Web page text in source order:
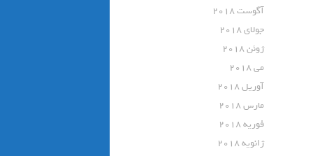
آگوست 2018
جولای 2018
ژوئن 2018
می 2018
آوریل 2018
مارس 2018
فوریه 2018
ژانویه 2018